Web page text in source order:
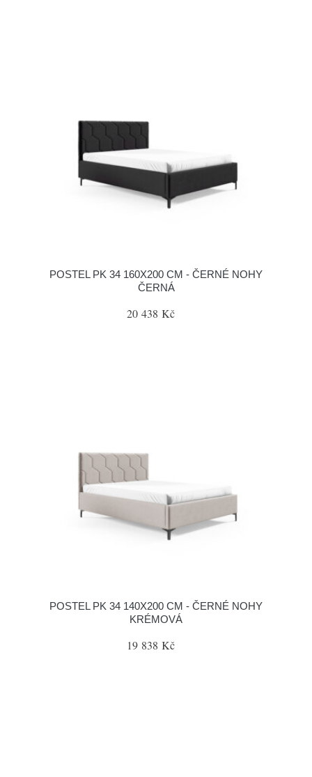
POSTEL PK 34 160X200 CM - ČERNÉ NOHY
ČERNÁ
20 438 Kč
POSTEL PK 34 140X200 CM - ČERNÉ NOHY
KRÉMOVÁ
19 838 Kč